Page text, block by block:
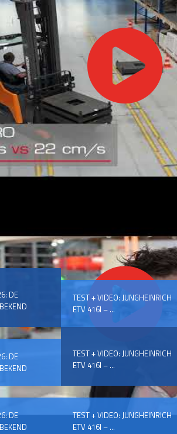
DE
TEST + VIDEO: JUNGHEINRICH
ETV 416I – ...
DE
TEST + VIDEO: JUNGHEINRICH
ETV 416I – ...
DE
TEST + VIDEO: JUNGHEINRICH
ETV 416I – ...